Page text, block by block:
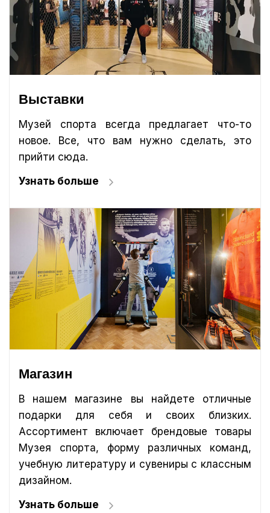
Выставки
Музей спорта всегда предлагает что-то
новое. Все, что вам нужно сделать, это
прийти сюда.
Узнать больше
Магазин
В нашем магазине вы найдете отличные
подарки для себя и своих близких.
Ассортимент включает брендовые товары
Музея спорта, форму различных команд,
учебную литературу и сувениры с классным
дизайном.
Узнать больше